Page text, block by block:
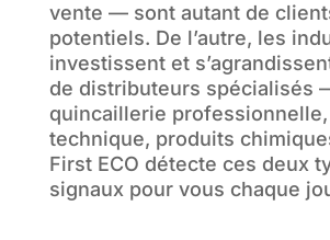
vente — sont autant de
potentiels. De l’autre, les
investissent et
de distributeurs spécialisés
quincaillerie
technique, produits
First ECO détecte ces deux
signaux pour vous chaque